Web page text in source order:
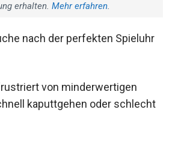
erhalten. Mehr erfahren.
nach der perfekten Spieluhr
von minderwertigen
kaputtgehen oder schlecht